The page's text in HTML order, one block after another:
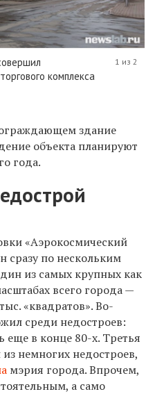
комплекса
1 из 2
здание
объекта планируют
года.
«Аэрокосмический
сразу по нескольким
из самых крупных как
всего города —
«квадратов». Во-
среди недостроев:
еще в конце 80-х. Третья
немногих недостроев,
мэрия города. Впрочем,
а само